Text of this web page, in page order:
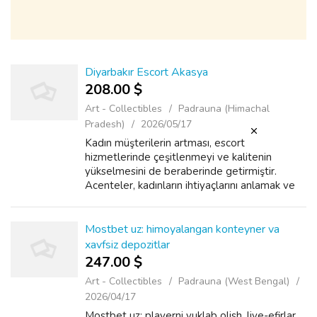
Diyarbakır Escort Akasya
208.00 $
Art - Collectibles
Padrauna (Himachal
Pradesh)
2026/05/17
Kadın müşterilerin artması, escort
hizmetlerinde çeşitlenmeyi ve kalitenin
yükselmesini de beraberinde getirmiştir.
Acenteler, kadınların ihtiyaçlarını anlamak ve
Mostbet uz: himoyalangan konteyner va
xavfsiz depozitlar
247.00 $
Art - Collectibles
Padrauna (West Bengal)
2026/04/17